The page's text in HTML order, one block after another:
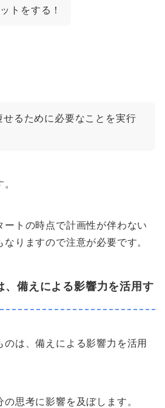
トをする！
せるために必要なことを実行
ートの時点で計画性が伴わない
りますので注意が必要です。
、備えによる影響力を活用す
は、備えによる影響力を活用
思考に影響を及ぼします。